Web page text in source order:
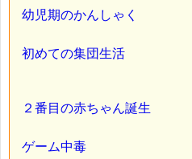
幼児期のかんしゃく
初めての集団生活
２番目の赤ちゃん誕生
ゲーム中毒